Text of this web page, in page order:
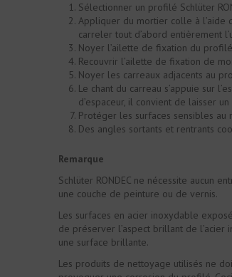
Sélectionner un profilé Schlüter
Appliquer du mortier colle à l’aide
carreler tout d’abord entièrement
Noyer l’ailette de fixation du
Recouvrir l’ailette de fixation de
Noyer les carreaux adjacents au
Le chant du carreau s’appuie sur
d’espaceur, il convient de laisser
Protéger les surfaces sensibles
Des angles sortants et rentrants
Remarque
Schlüter RONDEC ne nécessite aucun
une couche de peinture ou de vernis.
Les surfaces en acier inoxydable
de préserver l’aspect brillant de
une surface brillante.
Les produits de nettoyage utilisés ne